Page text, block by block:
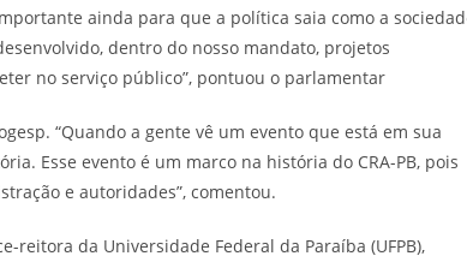
ainda para que a política saia como a
dentro do nosso mandato, projetos
no serviço público”, pontuou o parlamentar
“Quando a gente vê um evento que está em sua
Esse evento é um marco na história do CRA-PB, pois
e autoridades”, comentou.
da Universidade Federal da Paraíba (UFPB),